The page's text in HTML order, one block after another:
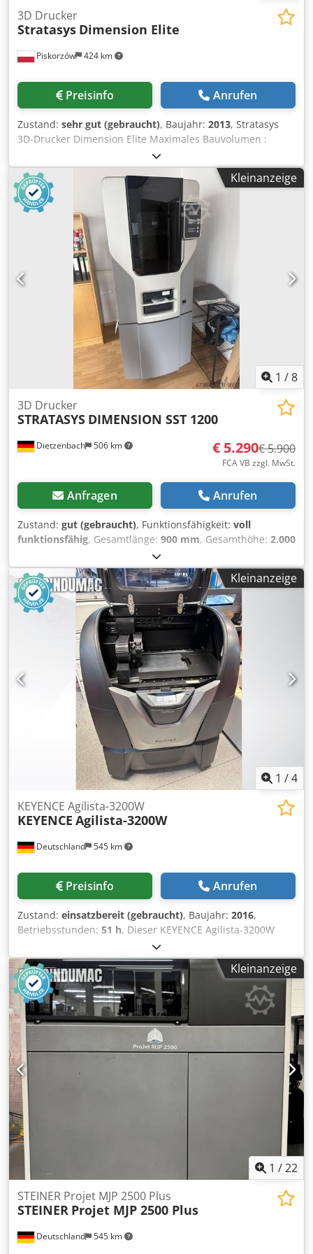
Piskorzów 424 km
3D Drucker
Stratasys Dimension Elite
Preisinfo Anrufen
Zustand: sehr gut (gebraucht), Baujahr: 2013, Stratasys
3D-Drucker Dimension Elite Maximales Bauvolumen :
203x203x305mm Cjdpjt Dq Rlefx Ac Teha Größe:
686x914x1041 Gewicht (kg): 136
Kleinanzeige
1 /8
Dietzenbach 506 km
3D Drucker
STRATASYS DIMENSION SST 1200
€ 5.290€ 5.900
FCA VB zzgl. MwSt.
Anfragen Anrufen
Zustand: gut (gebraucht), Funktionsfähigkeit: voll
funktionsfähig, Gesamtlänge: 900 mm, Gesamthöhe: 2.000
, Gesamtgewicht:
Eingangsspannung:240 V, Eingangsstrom:12 A,
STRATASYS DIMENSION SST 1200 3-D Drucker - Frequenz:
50/60 Hz - Nennstrom: 12 - 6 A - Innenabmessungen: ca.
400 x 400 x 500 mm - mit passendem Zubehör Achtung:
der Artikel muss zwischen dem 08.09. und 10.09.2026 an
einem noch abzustimmenden Termin verbindlich abgeholt
werden. FCA D-63128 Dietzenbach - verladen auf LKW
Chedpfxjzldwhj Ac Toa
Kleinanzeige
1 /4
Deutschland 545 km
KEYENCE Agilista-3200W
KEYENCE Agilista-3200W
Preisinfo Anrufen
Zustand: einsatzbereit (gebraucht), Baujahr: 2016,
Betriebsstunden: 51 h, Dieser KEYENCE Agilista-3200W
wurde im Jahr 2016 hergestellt. Er enthält die Software
Modeling Studio, Materialien zur Druckereinrichtung,
Seitenabdeckungen und ein Netzkabel. Ideal für alle, die
ihre 3D-Druckfähigkeiten erweitern möchten. Kontaktieren
Sie uns für weitere Informationen. Zusätzliche Ausrüstung
Cjdpfx Acjx Stlde Tjha • Modeling Studio-Software •
Materialien für die Druckereinrichtung • Seitliche
Abdeckungen für den Drucker • AC-Netzkabel
Kleinanzeige
1 /22
Deutschland 545 km
STEINER Projet MJP 2500 Plus
STEINER Projet MJP 2500 Plus